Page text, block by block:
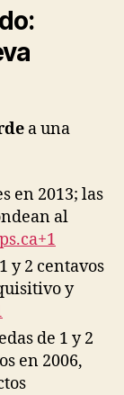
a una
en 2013; las
al
y 2 centavos
y
de 1 y 2
en 2006,